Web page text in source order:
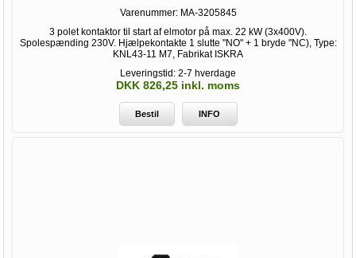
Varenummer: MA-3205845
3 polet kontaktor til start af elmotor på max. 22 kW (3x400V).
Spolespænding 230V. Hjælpekontakte 1 slutte "NO" + 1 bryde "NC), Type:
KNL43-11 M7, Fabrikat ISKRA
Leveringstid: 2-7 hverdage
DKK 826,25 inkl. moms
Bestil INFO